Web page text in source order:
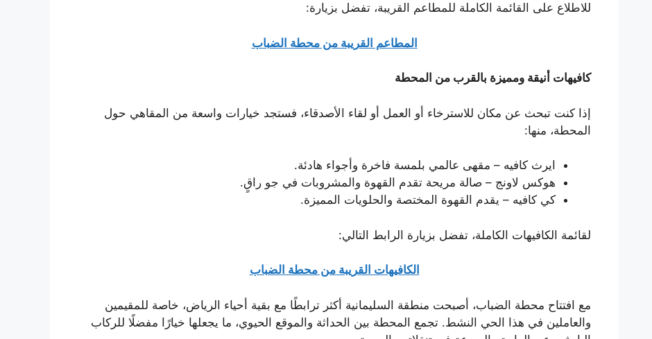
للاطلاع على القائمة الكاملة للمطاعم القريبة، تفضل بزيارة:
المطاعم القريبة من محطة الضباب
كافيهات أنيقة ومميزة بالقرب من المحطة
إذا كنت تبحث عن مكان للاسترخاء أو العمل أو لقاء الأصدقاء، فستجد خيارات واسعة من المقاهي حول
المحطة، منها:
ايرث كافيه – مقهى عالمي بلمسة فاخرة وأجواء هادئة.
هوكس لاونج – صالة مريحة تقدم القهوة والمشروبات في جو راقٍ.
كي كافيه – يقدم القهوة المختصة والحلويات المميزة.
لقائمة الكافيهات الكاملة، تفضل بزيارة الرابط التالي:
الكافيهات القريبة من محطة الضباب
مع افتتاح محطة الضباب، أصبحت منطقة السليمانية أكثر ترابطًا مع بقية أحياء الرياض، خاصة للمقيمين
والعاملين في هذا الحي النشط. تجمع المحطة بين الحداثة والموقع الحيوي، ما يجعلها خيارًا مفضلًا للركاب